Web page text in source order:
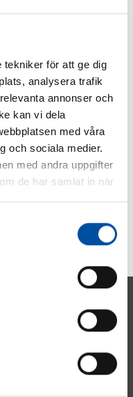
tekniker för att ge dig
analysera trafik
annonser och
kan vi dela
med våra
och sociala medier.
med andra uppgifter
de har samlat in när